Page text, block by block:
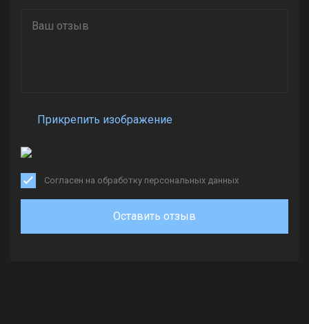
Прикрепить изображение
Согласен на обработку персональных данных
Оставить отзыв